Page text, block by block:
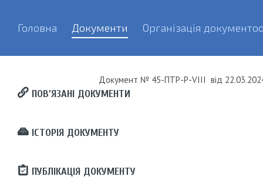
Головна Документи Організація
Документ № 45-ПТР-Р-VIII від
ПОВ’ЯЗАНІ ДОКУМЕНТИ
ІСТОРІЯ ДОКУМЕНТУ
ПУБЛІКАЦІЯ ДОКУМЕНТУ